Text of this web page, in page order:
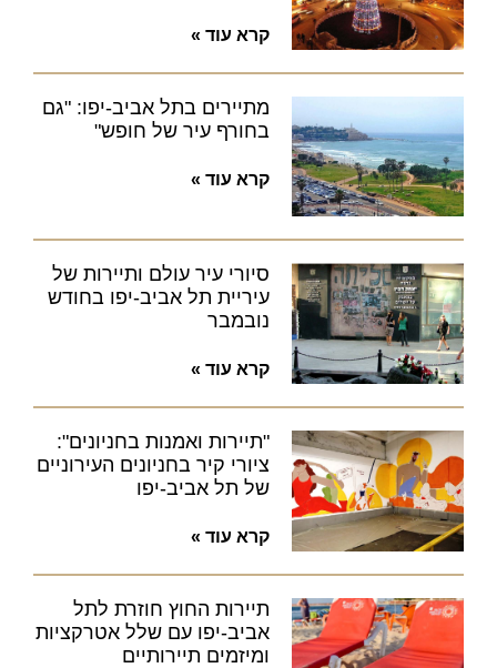
קרא עוד »
מתיירים בתל אביב-יפו: "גם
בחורף עיר של חופש"
קרא עוד »
סיורי עיר עולם ותיירות של
עיריית תל אביב-יפו בחודש
נובמבר
קרא עוד »
"תיירות ואמנות בחניונים":
ציורי קיר בחניונים העירוניים
של תל אביב-יפו
קרא עוד »
תיירות החוץ חוזרת לתל
אביב-יפו עם שלל אטרקציות
ומיזמים תיירותיים